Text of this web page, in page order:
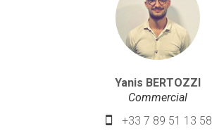
Yanis BERTOZZI
Commercial
+33 7 89 51 13 58